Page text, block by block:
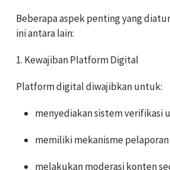
Beberapa aspek penting yang
ini antara lain:
1. Kewajiban Platform Digital
Platform digital diwajibkan untuk:
menyediakan sistem verifikasi
memiliki mekanisme
melakukan moderasi konten